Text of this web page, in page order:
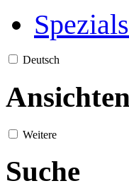
Deutsch
Ansichten
Weitere
Suche